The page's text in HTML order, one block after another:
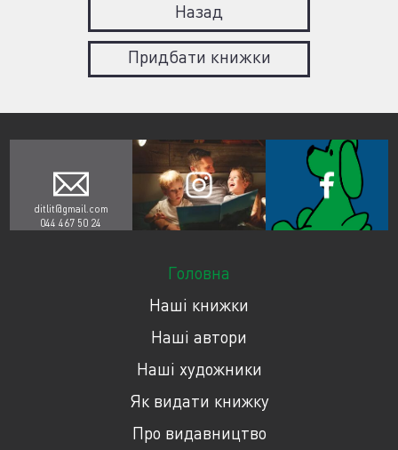
Назад
Придбати книжки
ditlit@gmail.com
044 467 50 24
Головна
Наші книжки
Наші автори
Наші художники
Як видати книжку
Про видавництво